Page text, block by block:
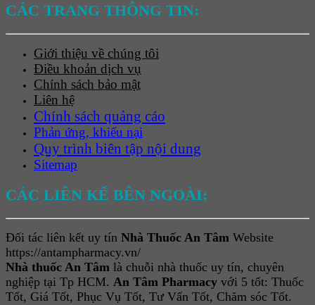
CÁC TRANG THÔNG TIN:
Giới thiệu về chúng tôi
Điều khoản dịch vụ
Chính sách bảo mật
Liên hệ
Chính sách quảng cáo
Phản ứng, khiếu nại
Quy trình biên tập nội dung
Sitemap
CÁC LIÊN KẾ BÊN NGOÀI:
Đối tác liên kết uy tín Nhà Thuốc An Tâm Website
https://antampharmacy.vn/
Nhà thuốc An Tâm là chuỗi nhà thuốc uy tín, chuyên
nghiệp tại Tp HCM. An Tâm Pharmacy với 5 tốt: Thuốc
Tốt, Giá Tốt, Phục Vụ Tốt, Tư Vấn Tốt, Chăm sóc Tốt.